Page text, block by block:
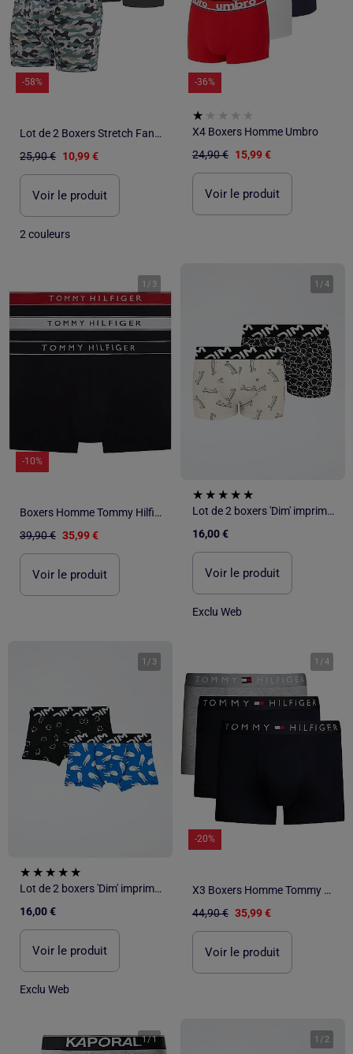
-58%
Lot de 2 Boxers Stretch Fantaisie - ATLAS FOR MEN
25,90 € 10,99 €
Voir le produit
2 couleurs
-36%
X4 Boxers Homme Umbro
24,90 € 15,99 €
Voir le produit
1 / 3
-10%
Boxers Homme Tommy Hilfiger Trunk
39,90 € 35,99 €
Voir le produit
1 /4
Lot de 2 boxers 'Dim' imprimés
16,00 €
Voir le produit
Exclu Web
1 / 3
Lot de 2 boxers 'Dim' imprimés
16,00 €
Voir le produit
Exclu Web
1 /4
-20%
X3 Boxers Homme Tommy Hilfiger
44,90 € 35,99 €
Voir le produit
1/1 1 / 2